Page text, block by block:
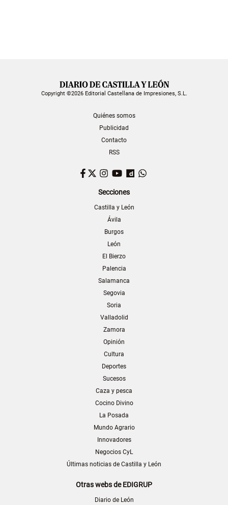
Copyright ©2026 Editorial Castellana de Impresiones, S.L.
Quiénes somos
Publicidad
Contacto
RSS
Facebook
TwitterInstagram
YouTubeDailymotion
Secciones
Castilla y León
Ávila
Burgos
León
El Bierzo
Palencia
Salamanca
Segovia
Soria
Valladolid
Zamora
Opinión
Cultura
Deportes
Sucesos
Caza y pesca
Cocino Divino
La Posada
Mundo Agrario
Innovadores
Negocios CyL
Últimas noticias de Castilla y León
Otras webs de EDIGRUP
Diario de León